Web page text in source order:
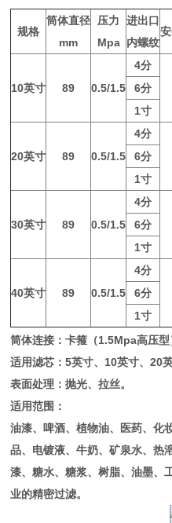
规格
筒体直径
mm
压力
Mpa
进出口
内螺纹
10英寸 89 0.5/1.5
4分
6分
1寸
20英寸 89 0.5/1.5
4分
6分
1寸
30英寸 89 0.5/1.5
4分
6分
1寸
40英寸 89 0.5/1.5
4分
6分
1寸
筒体连接：卡箍（1.5Mpa高压
适用滤芯：5英寸、10英寸、20
表面处理：抛光、拉丝。
适用范围：
油漆、啤酒、植物油、医药、化
品、电镀液、牛奶、矿泉水、热
漆、糖水、糖浆、树脂、油墨、
业的精密过滤。